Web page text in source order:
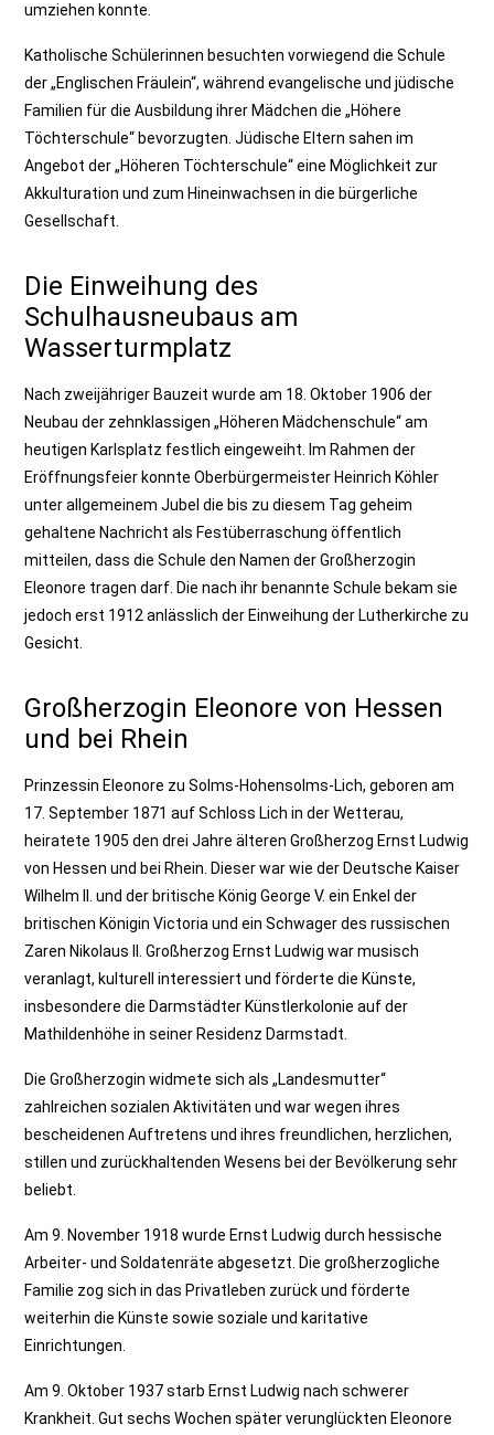
umziehen konnte.
Katholische Schülerinnen besuchten vorwiegend die Schule
der „Englischen Fräulein“, während evangelische und jüdische
Familien für die Ausbildung ihrer Mädchen die „Höhere
Töchterschule“ bevorzugten. Jüdische Eltern sahen im
Angebot der „Höheren Töchterschule“ eine Möglichkeit zur
Akkulturation und zum Hineinwachsen in die bürgerliche
Gesellschaft.
Die Einweihung des
Schulhausneubaus am
Wasserturmplatz
Nach zweijähriger Bauzeit wurde am 18. Oktober 1906 der
Neubau der zehnklassigen „Höheren Mädchenschule“ am
heutigen Karlsplatz festlich eingeweiht. Im Rahmen der
Eröffnungsfeier konnte Oberbürgermeister Heinrich Köhler
unter allgemeinem Jubel die bis zu diesem Tag geheim
gehaltene Nachricht als Festüberraschung öffentlich
mitteilen, dass die Schule den Namen der Großherzogin
Eleonore tragen darf. Die nach ihr benannte Schule bekam sie
jedoch erst 1912 anlässlich der Einweihung der Lutherkirche zu
Gesicht.
Großherzogin Eleonore von Hessen
und bei Rhein
Prinzessin Eleonore zu Solms-Hohensolms-Lich, geboren am
17. September 1871 auf Schloss Lich in der Wetterau,
heiratete 1905 den drei Jahre älteren Großherzog Ernst Ludwig
von Hessen und bei Rhein. Dieser war wie der Deutsche Kaiser
Wilhelm II. und der britische König George V. ein Enkel der
britischen Königin Victoria und ein Schwager des russischen
Zaren Nikolaus II. Großherzog Ernst Ludwig war musisch
veranlagt, kulturell interessiert und förderte die Künste,
insbesondere die Darmstädter Künstlerkolonie auf der
Mathildenhöhe in seiner Residenz Darmstadt.
Die Großherzogin widmete sich als „Landesmutter“
zahlreichen sozialen Aktivitäten und war wegen ihres
bescheidenen Auftretens und ihres freundlichen, herzlichen,
stillen und zurückhaltenden Wesens bei der Bevölkerung sehr
beliebt.
Am 9. November 1918 wurde Ernst Ludwig durch hessische
Arbeiter- und Soldatenräte abgesetzt. Die großherzogliche
Familie zog sich in das Privatleben zurück und förderte
weiterhin die Künste sowie soziale und karitative
Einrichtungen.
Am 9. Oktober 1937 starb Ernst Ludwig nach schwerer
Krankheit. Gut sechs Wochen später verunglückten Eleonore